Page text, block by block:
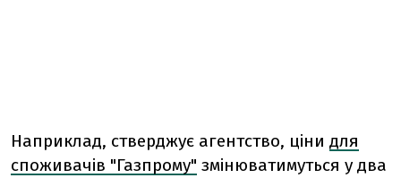
Наприклад, стверджує агентство, ціни для
споживачів "Газпрому" змінюватимуться у два